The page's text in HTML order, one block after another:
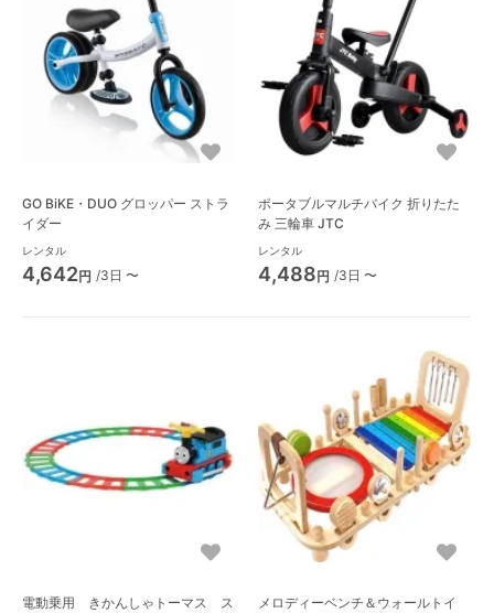
GO BiKE・DUO グロッパー ストラ
イダー
レンタル
4,642円 /3日 〜
ポータブルマルチバイク 折りたた
み 三輪車 JTC
レンタル
4,488円 /3日 〜
電動乗用 きかんしゃトーマス ス
メロディーベンチ＆ウォールトイ